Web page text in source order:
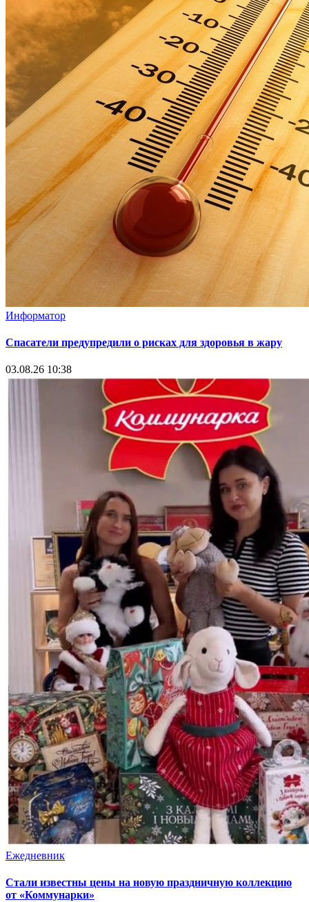
Информатор
Спасатели предупредили о рисках для здоровья в жару
03.08.26 10:38
Ежедневник
Стали известны цены на новую праздничную коллекцию
от «Коммунарки»